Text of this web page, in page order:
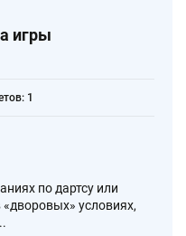
игры
1
по дартсу или
условиях,